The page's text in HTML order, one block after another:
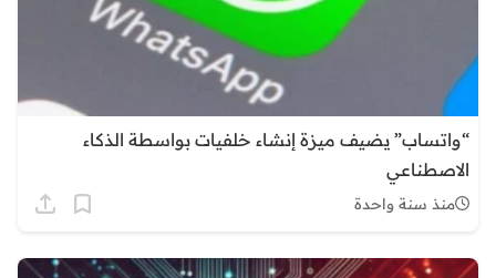
“واتساب” يضيف ميزة إنشاء خلفيات بواسطة الذكاء
الاصطناعي
منذ سنة واحدة